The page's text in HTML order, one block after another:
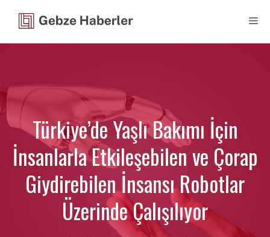
Türkiye’de Yaşlı Bakımı İçin
İnsanlarla Etkileşebilen ve Çorap
Giydirebilen İnsansı Robotlar
Üzerinde Çalışılıyor